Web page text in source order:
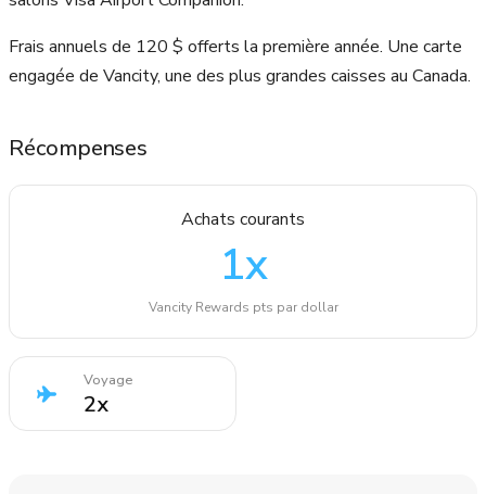
Frais annuels de 120 $ offerts la première année. Une carte
engagée de Vancity, une des plus grandes caisses au Canada.
Récompenses
Achats courants
1x
Vancity Rewards pts par dollar
Voyage
2x